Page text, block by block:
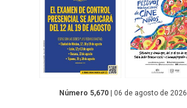
Número 5,670 | 06 de agosto de 2026